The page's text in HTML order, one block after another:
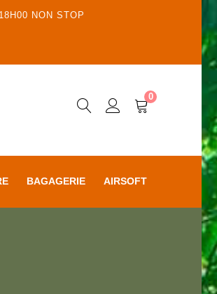
NON STOP
0
BAGAGERIE AIRSOFT